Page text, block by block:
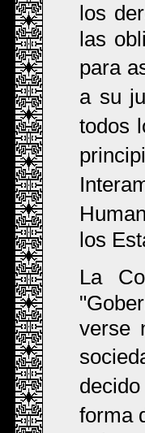
los
las
para
a su
todos
los
La
verse
forma